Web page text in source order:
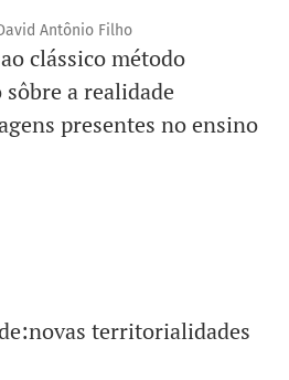
Antônio Filho
clássico método
a realidade
presentes no ensino
territorialidades